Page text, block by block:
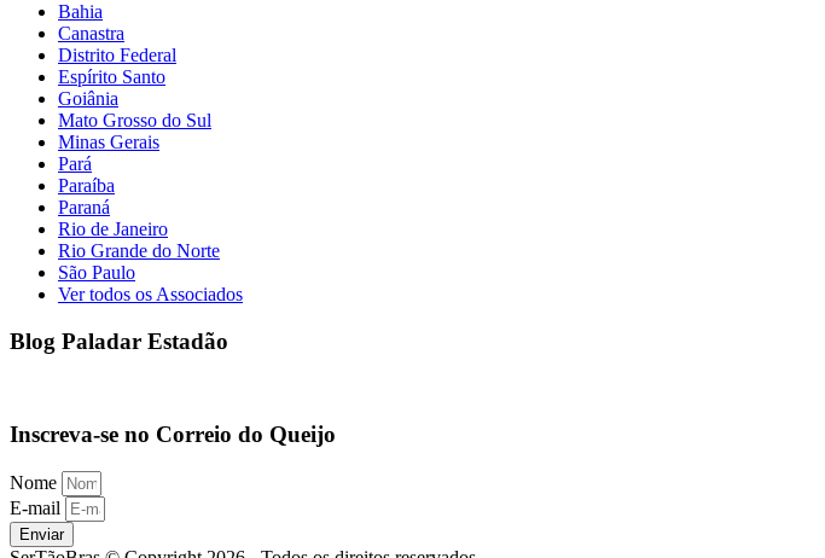
Bahia
Canastra
Distrito Federal
Espírito Santo
Goiânia
Mato Grosso do Sul
Minas Gerais
Pará
Paraíba
Paraná
Rio de Janeiro
Rio Grande do Norte
São Paulo
Ver todos os Associados
Blog Paladar Estadão
Inscreva-se no Correio do Queijo
Nome
E-mail
Enviar